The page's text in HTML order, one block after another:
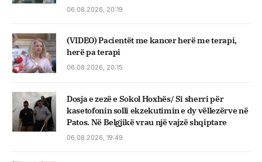
06.08.2026, 20:19
(VIDEO) Pacientët me kancer herë me terapi,
herë pa terapi
06.08.2026, 20:15
Dosja e zezë e Sokol Hoxhës/ Si sherri për
kasetofonin solli ekzekutimin e dy vëllezërve në
Patos. Në Belgjikë vrau një vajzë shqiptare
06.08.2026, 19:49